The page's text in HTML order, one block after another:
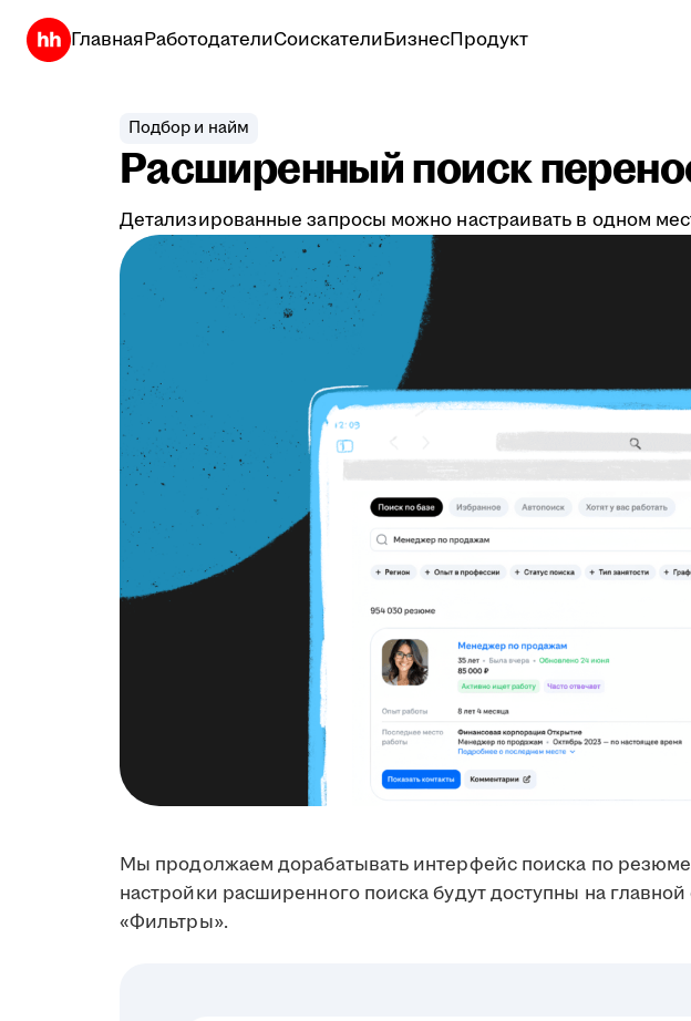
ГлавнаяРаботодателиСоискателиБизнесПродукт
Подбор и найм
Расширенный поиск
Детализированные запросы можно настраивать в одном
Мы продолжаем дорабатывать интерфейс поиска по
настройки расширенного поиска будут доступны на
«Фильтры».